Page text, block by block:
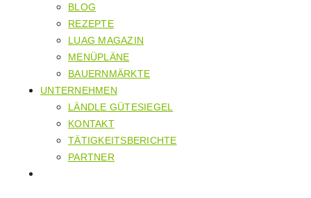
BLOG
REZEPTE
LUAG MAGAZIN
MENÜPLÄNE
BAUERNMÄRKTE
UNTERNEHMEN
LÄNDLE GÜTESIEGEL
KONTAKT
TÄTIGKEITSBERICHTE
PARTNER